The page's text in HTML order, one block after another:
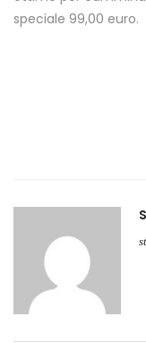
speciale 99,00 euro.